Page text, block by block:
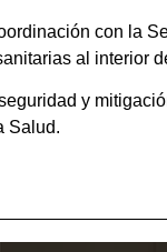
con la
al interior
y
Salud.